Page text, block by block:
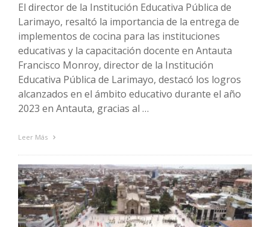
El director de la Institución Educativa Pública de
Larimayo, resaltó la importancia de la entrega de
implementos de cocina para las instituciones
educativas y la capacitación docente en Antauta
Francisco Monroy, director de la Institución
Educativa Pública de Larimayo, destacó los logros
alcanzados en el ámbito educativo durante el año
2023 en Antauta, gracias al …
Leer Más